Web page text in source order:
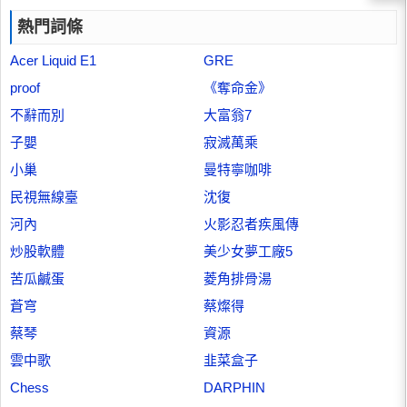
熱門詞條
Acer Liquid E1
GRE
proof
《奪命金》
不辭而別
大富翁7
子嬰
寂滅萬乘
小巢
曼特寧咖啡
民視無線臺
沈復
河內
火影忍者疾風傳
炒股軟體
美少女夢工廠5
苦瓜鹹蛋
菱角排骨湯
蒼穹
蔡燦得
蔡琴
資源
雲中歌
韭菜盒子
Chess
DARPHIN